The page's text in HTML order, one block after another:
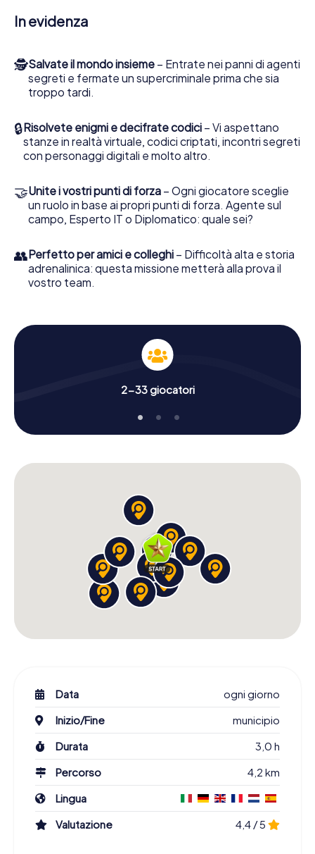
immagini. Il gioco di Escape di myCityHunt rende Laval, il
suo parco giochi di avventura. Acquisti i suoi biglietti nel
In evidenza
🕵Salvate il mondo insieme – Entrate nei panni di agenti
segreti e fermate un supercriminale prima che sia
troppo tardi.
🔒Risolvete enigmi e decifrate codici – Vi aspettano
stanze in realtà virtuale, codici criptati, incontri segreti
con personaggi digitali e molto altro.
🤝Unite i vostri punti di forza – Ogni giocatore sceglie
un ruolo in base ai propri punti di forza. Agente sul
campo, Esperto IT o Diplomatico: quale sei?
👥Perfetto per amici e colleghi – Difficoltà alta e storia
adrenalinica: questa missione metterà alla prova il
vostro team.
2-33 giocatori
Data
ogni giorno
Inizio/Fine
municipio
Durata
3,0 h
Percorso
4,2 km
Lingua
Valutazione
4,4 / 5